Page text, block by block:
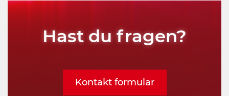
Hast du fragen?
Kontakt formular